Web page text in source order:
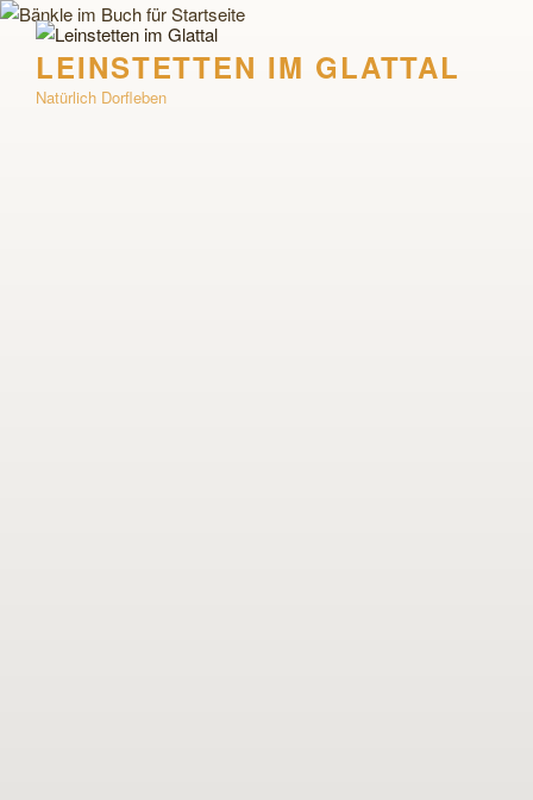
Zum
Inhalt
springenLEINSTETTEN IM GLATTAL
Natürlich Dorfleben